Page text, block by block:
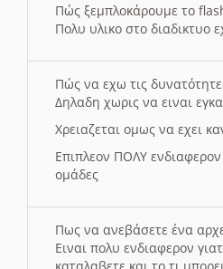
Πώς ξεμπλοκάρουμε το
Πολυ υλικο στο διαδικτυο
Πώς να εχω τις
Δηλαδη χωρις να ειναι
Χρειαζεται ομως να εχει
Επιπλεον ΠΟΛΥ
ομάδες
Πως να ανεβάσετε ένα
Ειναι πολυ ενδιαφερον